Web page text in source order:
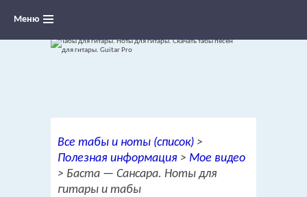
переложения песен для гитары
Меню
Все табы и ноты (список) >
Полезная информация > Мое видео
> Баста — Сансара. Ноты для
гитары и табы